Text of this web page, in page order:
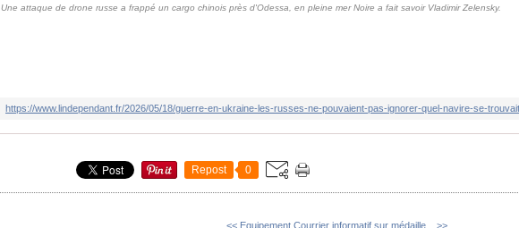
Une attaque de drone russe a frappé un cargo chinois près d'Odessa, en pleine mer Noire a fait savoir Vladimir Zelensky.
Repost 0
<< Equipement Courrier informatif sur médaille... >>